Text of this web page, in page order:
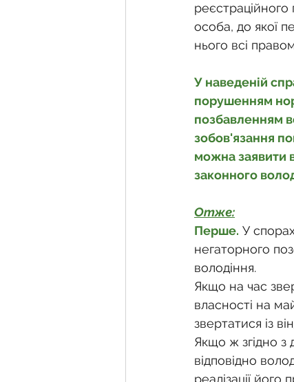
реєстраційного
особа, до якої
нього всі
У наведеній
порушенням
позбавленням
зобов'язання
можна заявити
законного
Отже:
Перше. У
негаторного
володіння.
Якщо на час
власності на
звертатися із
Якщо ж згідно
відповідно
реалізації